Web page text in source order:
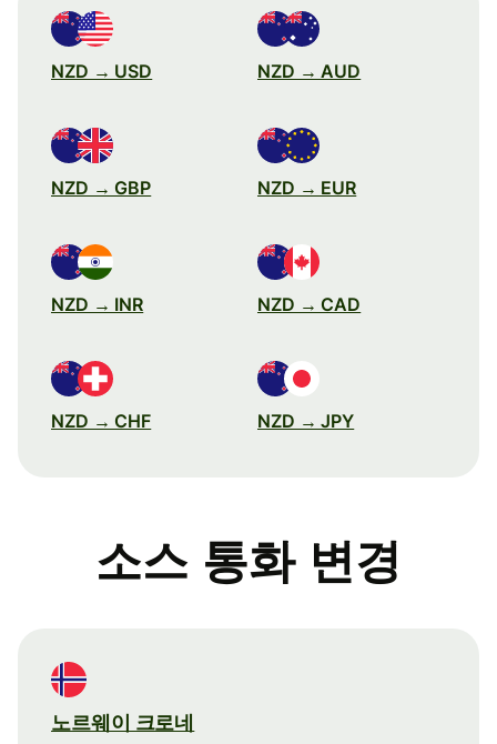
NZD → USD NZD → AUD
NZD → GBP NZD → EUR
NZD → INR NZD → CAD
NZD → CHF NZD → JPY
소스 통화 변경
노르웨이 크로네